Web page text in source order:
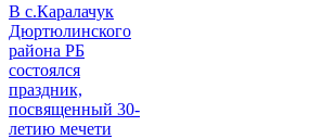
В с.Каралачук
Дюртюлинского
района РБ
состоялся
праздник,
посвященный 30-
летию мечети